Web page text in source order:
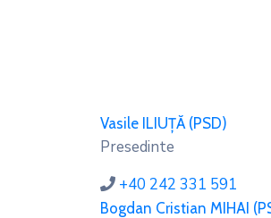
Vasile ILIUȚĂ (PSD)
Presedinte
+40 242 331 591
Bogdan Cristian MIHAI